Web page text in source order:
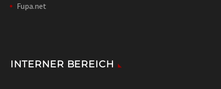
Fupa.net
INTERNER BEREICH